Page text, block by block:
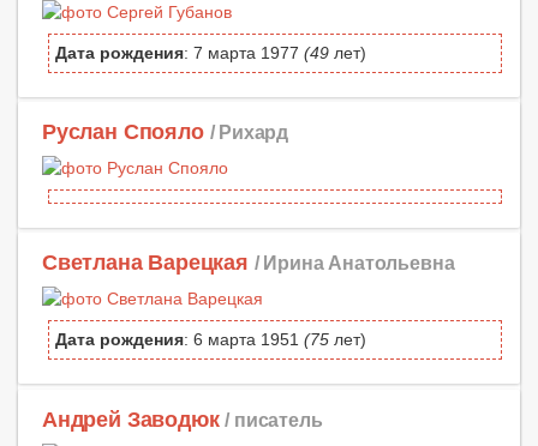
Дата рождения: 7 марта 1977 (49 лет)
Руслан Спояло / Рихард
Светлана Варецкая / Ирина Анатольевна
Дата рождения: 6 марта 1951 (75 лет)
Андрей Заводюк / писатель